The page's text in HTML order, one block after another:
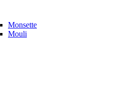
Monsette
Mouli